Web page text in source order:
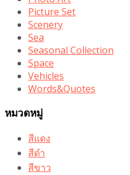
Picture Set
Scenery
Sea
Seasonal Collection
Space
Vehicles
Words&Quotes
หมวดหมู่
สีแดง
สีดำ
สีขาว